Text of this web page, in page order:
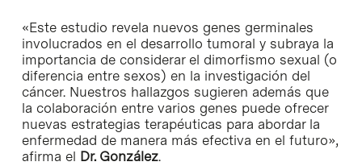
«Este estudio revela nuevos genes germinales
involucrados en el desarrollo tumoral y subraya la
importancia de considerar el dimorfismo sexual (o
diferencia entre sexos) en la investigación del
cáncer. Nuestros hallazgos sugieren además que
la colaboración entre varios genes puede ofrecer
nuevas estrategias terapéuticas para abordar la
enfermedad de manera más efectiva en el futuro»,
afirma el Dr. González.